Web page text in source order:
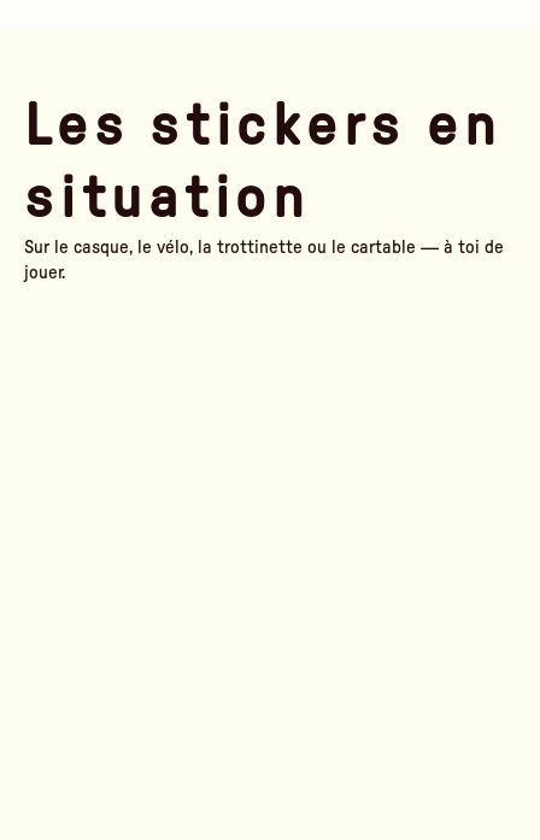
Les stickers en
situation
Sur le casque, le vélo, la trottinette ou le cartable — à toi de
jouer.